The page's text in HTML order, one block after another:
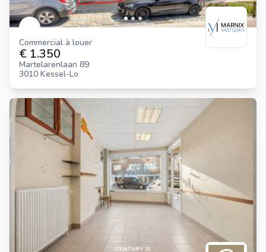
Commercial à louer
€ 1.350
Martelarenlaan 89
3010 Kessel-Lo